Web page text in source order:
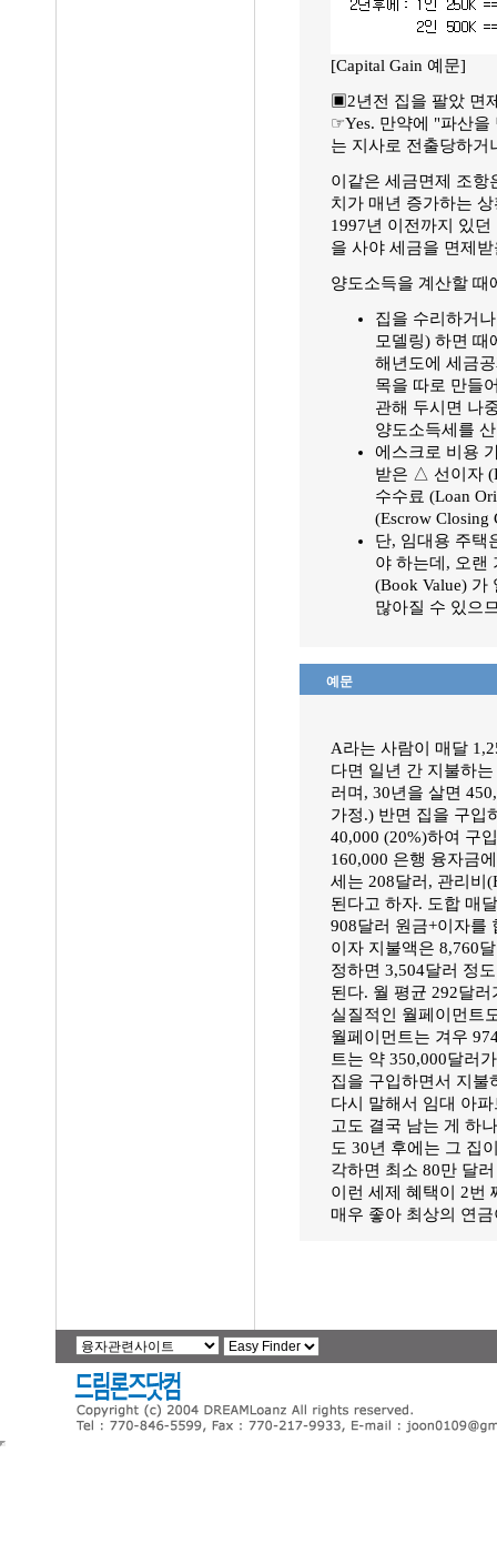
[Capital Gain 예문]
▣2년전 집을 팔았 면
☞Yes. 만약에 "파산을
는 지사로 전출당하거
이같은 세금면제 조항
치가 매년 증가하는
1997년 이전까지 있
을 사야 세금을 면제
양도소득을 계산할 때
집을 수리하거
모델링) 하면 때
해년도에 세금
목을 따로 만들
관해 두시면 나
양도소득세를
에스크로 비용
받은 △ 선이자
수수료 (Loan
(Escrow Closing
단, 임대용 주택
야 하는데, 오랜
(Book Value) 가
많아질 수 있으
예문
A라는 사람이 매달
다면 일년 간 지불하
러며, 30년을 살면
가정.) 반면 집을 구입
40,000 (20%)하여 구
160,000 은행 융자금
세는 208달러, 관리비
된다고 하자. 도합 매
908달러 원금+이자를
이자 지불액은 8,760
정하면 3,504달러 정
된다. 월 평균 292달
실질적인 월페이먼트
월페이먼트는 겨우
트는 약 350,000달러
집을 구입하면서 지불
다시 말해서 임대 아
고도 결국 남는 게 하
도 30년 후에는 그 집
각하면 최소 80만 달
이런 세제 혜택이 2번
매우 좋아 최상의 연